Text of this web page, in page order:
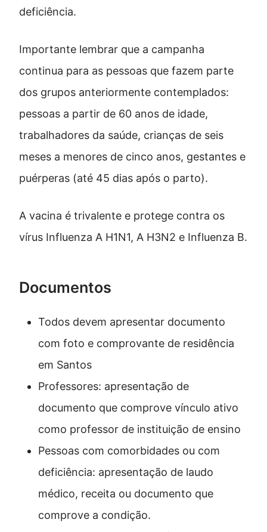
deficiência.
Importante lembrar que a campanha
continua para as pessoas que fazem parte
dos grupos anteriormente contemplados:
pessoas a partir de 60 anos de idade,
trabalhadores da saúde, crianças de seis
meses a menores de cinco anos, gestantes e
puérperas (até 45 dias após o parto).
A vacina é trivalente e protege contra os
vírus Influenza A H1N1, A H3N2 e Influenza B.
Documentos
Todos devem apresentar documento
com foto e comprovante de residência
em Santos
Professores: apresentação de
documento que comprove vínculo ativo
como professor de instituição de ensino
Pessoas com comorbidades ou com
deficiência: apresentação de laudo
médico, receita ou documento que
comprove a condição.